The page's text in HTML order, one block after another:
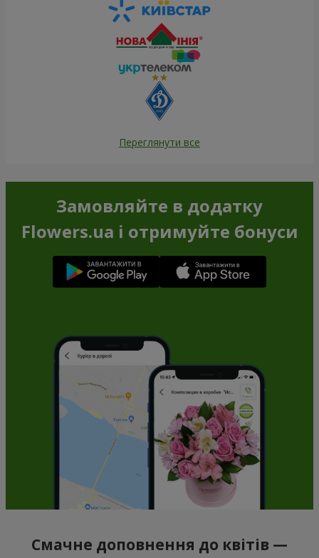
Переглянути все
Замовляйте в додатку
Flowers.ua і отримуйте бонуси
Смачне доповнення до квітів —